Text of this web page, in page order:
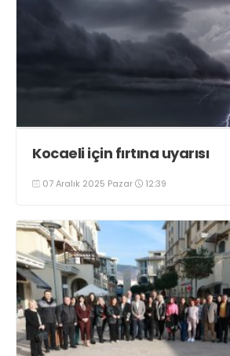
Kocaeli için fırtına uyarısı
07 Aralık 2025 Pazar 12:39